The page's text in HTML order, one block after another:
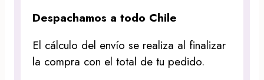
Despachamos a todo Chile
El cálculo del envío se realiza al finalizar
la compra con el total de tu pedido.